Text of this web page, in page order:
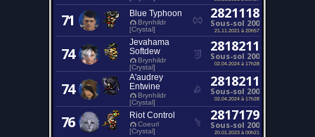
71 Blue Typhoon
Brynhildr
[Crystal]
2821118
Sous-sol 200
21.11.2021 à 20h57
74
Jevahama
Softdew
Brynhildr
[Crystal]
2818211
Sous-sol 200
02.04.2024 à 17h28
74
A'audrey
Entwine
Brynhildr
[Crystal]
2818211
Sous-sol 200
02.04.2024 à 17h28
76 Riot Control
Coeurl
[Crystal]
2817179
Sous-sol 200
20.01.2023 à 00h21